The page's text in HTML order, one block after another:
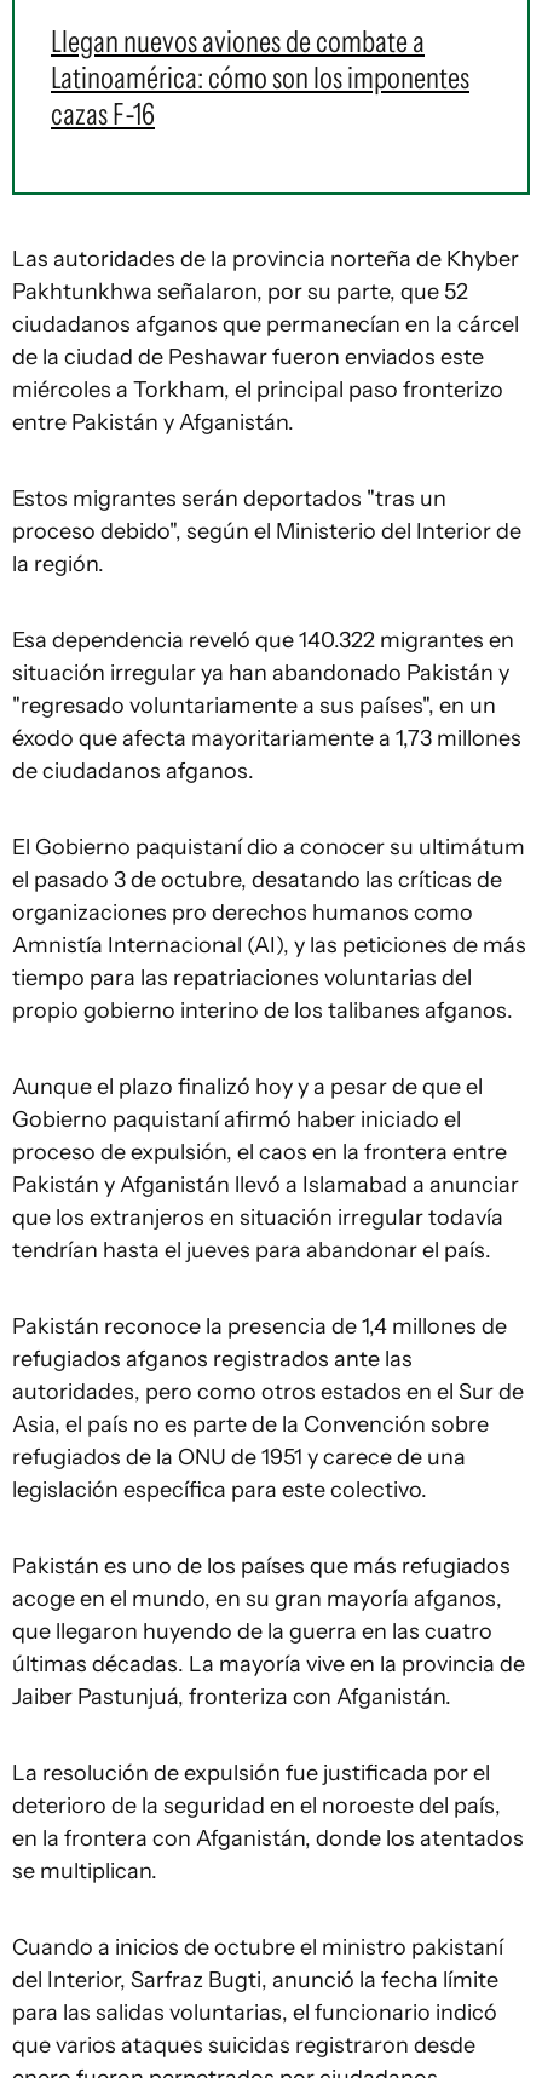
Llegan nuevos aviones de combate a
Latinoamérica: cómo son los imponentes
cazas F-16
Las autoridades de la provincia norteña de Khyber
Pakhtunkhwa señalaron, por su parte, que 52
ciudadanos afganos que permanecían en la cárcel
de la ciudad de Peshawar fueron enviados este
miércoles a Torkham, el principal paso fronterizo
entre Pakistán y Afganistán.
Estos migrantes serán deportados "tras un
proceso debido", según el Ministerio del Interior de
la región.
Esa dependencia reveló que 140.322 migrantes en
situación irregular ya han abandonado Pakistán y
"regresado voluntariamente a sus países", en un
éxodo que afecta mayoritariamente a 1,73 millones
de ciudadanos afganos.
El Gobierno paquistaní dio a conocer su ultimátum
el pasado 3 de octubre, desatando las críticas de
organizaciones pro derechos humanos como
Amnistía Internacional (AI), y las peticiones de más
tiempo para las repatriaciones voluntarias del
propio gobierno interino de los talibanes afganos.
Aunque el plazo finalizó hoy y a pesar de que el
Gobierno paquistaní afirmó haber iniciado el
proceso de expulsión, el caos en la frontera entre
Pakistán y Afganistán llevó a Islamabad a anunciar
que los extranjeros en situación irregular todavía
tendrían hasta el jueves para abandonar el país.
Pakistán reconoce la presencia de 1,4 millones de
refugiados afganos registrados ante las
autoridades, pero como otros estados en el Sur de
Asia, el país no es parte de la Convención sobre
refugiados de la ONU de 1951 y carece de una
legislación específica para este colectivo.
Pakistán es uno de los países que más refugiados
acoge en el mundo, en su gran mayoría afganos,
que llegaron huyendo de la guerra en las cuatro
últimas décadas. La mayoría vive en la provincia de
Jaiber Pastunjuá, fronteriza con Afganistán.
La resolución de expulsión fue justificada por el
deterioro de la seguridad en el noroeste del país,
en la frontera con Afganistán, donde los atentados
se multiplican.
Cuando a inicios de octubre el ministro pakistaní
del Interior, Sarfraz Bugti, anunció la fecha límite
para las salidas voluntarias, el funcionario indicó
que varios ataques suicidas registraron desde